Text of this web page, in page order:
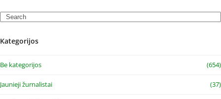
Search
Kategorijos
Be kategorijos (654)
Jaunieji žurnalistai (37)